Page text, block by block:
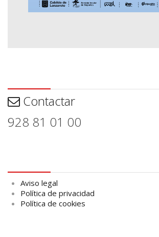
Contactar
928 81 01 00
Aviso legal
Política de privacidad
Política de cookies